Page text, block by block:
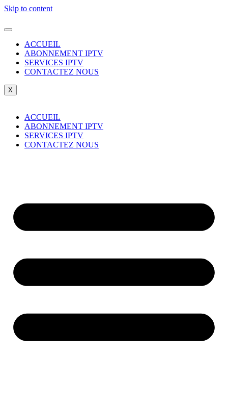
Skip to content
ACCUEIL
ABONNEMENT IPTV
SERVICES IPTV
CONTACTEZ NOUS
X
ACCUEIL
ABONNEMENT IPTV
SERVICES IPTV
CONTACTEZ NOUS